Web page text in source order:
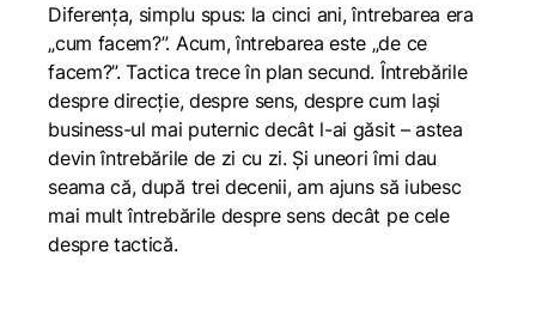
Diferența, simplu spus: la cinci ani, întrebarea era
„cum facem?”. Acum, întrebarea este „de ce
facem?”. Tactica trece în plan secund. Întrebările
despre direcție, despre sens, despre cum lași
business-ul mai puternic decât l-ai găsit – astea
devin întrebările de zi cu zi. Și uneori îmi dau
seama că, după trei decenii, am ajuns să iubesc
mai mult întrebările despre sens decât pe cele
despre tactică.